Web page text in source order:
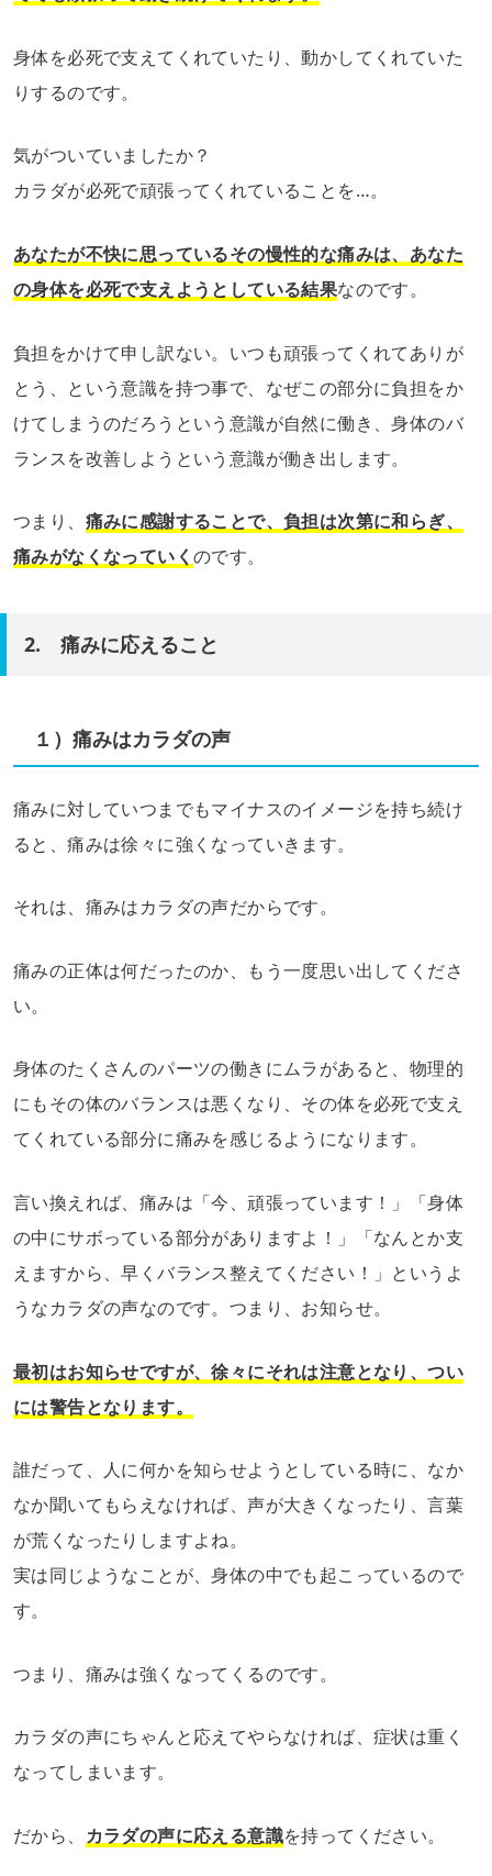
身体を必死で支えてくれていたり、動かしてくれていた
りするのです。
気がついていましたか？
カラダが必死で頑張ってくれていることを…。
あなたが不快に思っているその慢性的な痛みは、あなた
の身体を必死で支えようとしている結果なのです。
負担をかけて申し訳ない。いつも頑張ってくれてありが
とう、という意識を持つ事で、なぜこの部分に負担をか
けてしまうのだろうという意識が自然に働き、身体のバ
ランスを改善しようという意識が働き出します。
つまり、 痛みに感謝することで、負担は次第に和らぎ、
痛みがなくなっていく のです。
2. 痛みに応えること
１）痛みはカラダの声
痛みに対していつまでもマイナスのイメージを持ち続け
ると、痛みは徐々に強くなっていきます。
それは、痛みはカラダの声だからです。
痛みの正体は何だったのか、もう一度思い出してくださ
い。
身体のたくさんのパーツの働きにムラがあると、物理的
にもその体のバランスは悪くなり、その体を必死で支え
てくれている部分に痛みを感じるようになります。
言い換えれば、痛みは「今、頑張っています！」「身体
の中にサボっている部分がありますよ！」「なんとか支
えますから、早くバランス整えてください！」というよ
うなカラダの声なのです。つまり、お知らせ。
最初はお知らせですが、徐々にそれは注意となり、つい
には警告となります。
誰だって、人に何かを知らせようとしている時に、なか
なか聞いてもらえなければ、声が大きくなったり、言葉
が荒くなったりしますよね。
実は同じようなことが、身体の中でも起こっているので
す。
つまり、痛みは強くなってくるのです。
カラダの声にちゃんと応えてやらなければ、症状は重く
なってしまいます。
だから、 カラダの声に応える意識を持ってください。